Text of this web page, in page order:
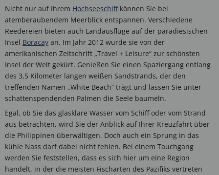
Nicht nur auf Ihrem Hochseeschiffkönnen Sie bei
atemberaubendem Meerblick entspannen. Verschiedene
Reedereien bieten auch Landausflüge auf der paradiesischen
Insel Boracay an. Im Jahr 2012 wurde sie von der
amerikanischen Zeitschrift „Travel + Leisure“ zur schönsten
Insel der Welt gekürt. Genießen Sie einen Spaziergang entlang
des 3,5 Kilometer langen weißen Sandstrands, der den
treffenden Namen „White Beach“ trägt und lassen Sie unter
schattenspendenden Palmen die Seele baumeln.
Egal, ob Sie das glasklare Wasser vom Schiff oder vom Strand
aus betrachten, wird Sie der Anblick auf Ihrer Kreuzfahrt über
die Philippinen überwältigen. Doch auch ein Sprung in das
kühle Nass darf dabei nicht fehlen. Bei einem Tauchgang
werden Sie feststellen, dass es sich hier um eine Region
handelt, in der die meisten Fischarten des Pazifiks vertreten